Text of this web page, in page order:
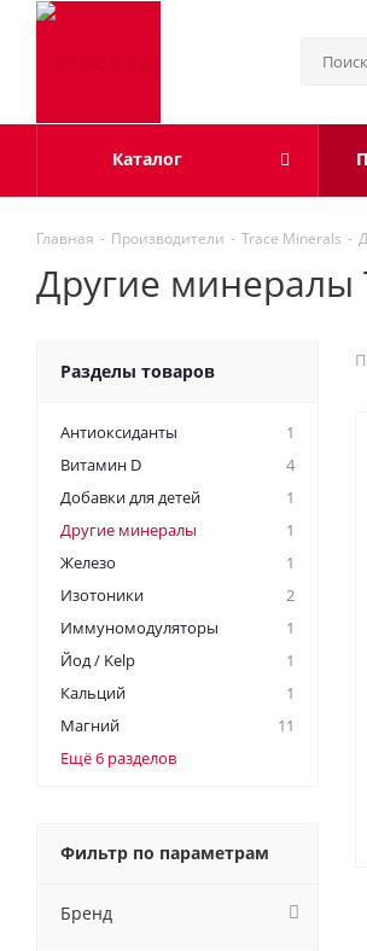
Каталог
Главная - Производители - Trace Minerals -
Другие минералы
Разделы товаров
Антиоксиданты
1
Витамин D
4
Добавки для детей
1
Другие минералы
1
Железо
1
Изотоники
2
Иммуномодуляторы
1
Йод / Kelp
1
Кальций
1
Магний
11
Ещё 6 разделов
Фильтр по параметрам
Бренд